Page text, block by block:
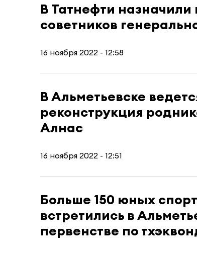
В Татнефти назначили
советников
16 ноября 2022 - 12:58
В Альметьевске
реконструкция
Алнас
16 ноября 2022 - 12:51
Больше 150 юных
встретились в
первенстве по